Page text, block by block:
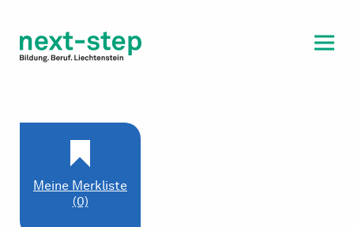
Beratung & Unterstützung
Meine Merkliste
(0)